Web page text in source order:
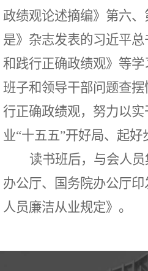
政绩观论述摘编》第六
是》杂志发表的习近平
和践行正确政绩观》等学
班子和领导干部问题查摆
行正确政绩观，努力以
业“十五五”开好局、起好
读书班后，与会人
办公厅、国务院办公厅
人员廉洁从业规定》。